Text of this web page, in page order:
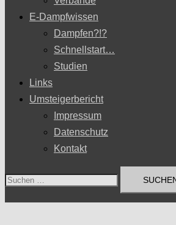
E-Dampfwissen
Dampfen?!?
Schnellstart…
Studien
Links
Umsteigerbericht
Impressum
Datenschutz
Kontakt
Suchen